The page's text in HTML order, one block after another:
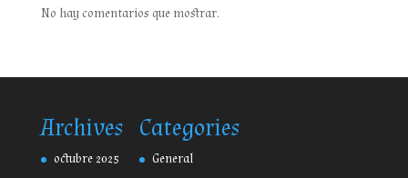
No hay comentarios que mostrar.
Archives
octubre 2025
Categories
General